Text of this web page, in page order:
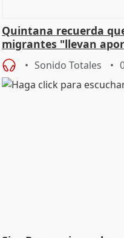
Quintana recuerda
migrantes "llevan
central
Sonido Totales